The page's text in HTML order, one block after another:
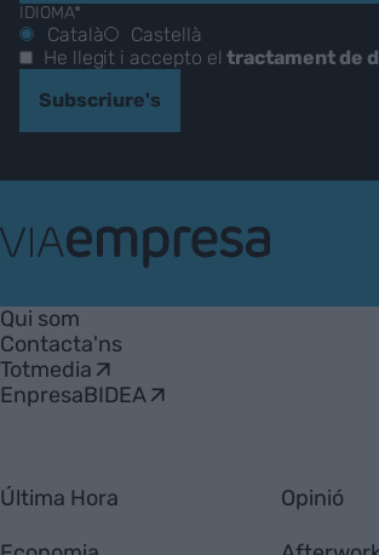
IDIOMA*
Català
Castellà
He llegit i accepto eltractament de
Subscriure's
Empresa
Qui som
Contacta'ns
Totmedia
EnpresaBIDEA
Última Hora Opinió